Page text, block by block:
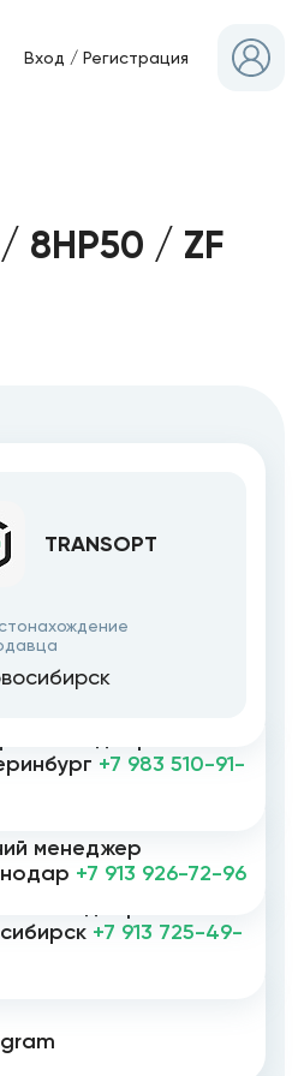
Вход /Регистрация
8HP50 / ZF
+7 913 725-49-
менеджер
+7 913 926-72-96
+7 983 510-91-
TRANSOPT